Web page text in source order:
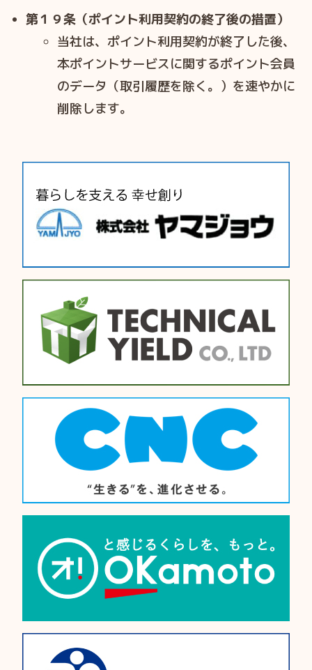
第１９条（ポイント利用契約の終了後の措置）
当社は、ポイント利⽤契約が終了した後、
本ポイントサービスに関するポイント会員
のデータ（取引履歴を除く。）を速やかに
削除します。